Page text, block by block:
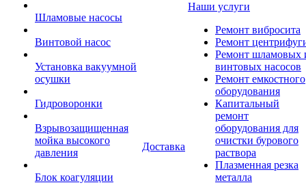
Шламовые насосы
Винтовой насос
Установка вакуумной
осушки
Гидроворонки
Взрывозащищенная
мойка высокого
давления
Блок коагуляции
Доставка
Наши услуги
Ремонт вибросита
Ремонт
Ремонт шламовых
винтовых насосов
Ремонт емкостного
оборудования
Капитальный
ремонт
оборудования для
очистки бурового
раствора
Плазменная резка
металла